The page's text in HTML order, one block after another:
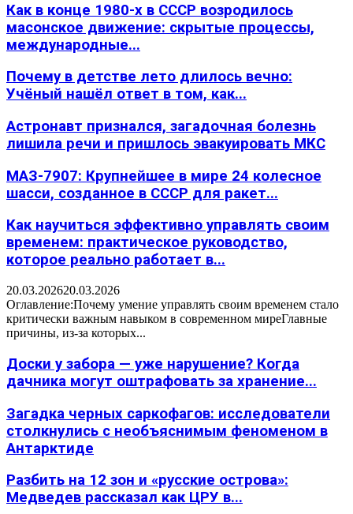
Как в конце 1980-х в СССР возродилось
масонское движение: скрытые процессы,
международные...
Почему в детстве лето длилось вечно:
Учёный нашёл ответ в том, как...
Астронавт признался, загадочная болезнь
лишила речи и пришлось эвакуировать МКС
МАЗ-7907: Крупнейшее в мире 24 колесное
шасси, созданное в СССР для ракет...
Как научиться эффективно управлять своим
временем: практическое руководство,
которое реально работает в...
20.03.202620.03.2026
Оглавление:Почему умение управлять своим временем стало
критически важным навыком в современном миреГлавные
причины, из-за которых...
Доски у забора — уже нарушение? Когда
дачника могут оштрафовать за хранение...
Загадка черных саркофагов: исследователи
столкнулись с необъяснимым феноменом в
Антарктиде
Разбить на 12 зон и «русские острова»:
Медведев рассказал как ЦРУ в...